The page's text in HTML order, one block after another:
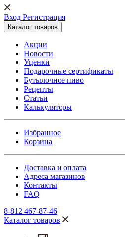
Вход Регистрация
Каталог товаров
Акции
Новости
Уценки
Подарочные сертификаты
Бутылочное пиво
Рецепты
Статьи
Калькуляторы
Избранное
Корзина
Доставка и оплата
Адреса магазинов
Контакты
FAQ
8-812 467-87-46
Каталог товаров